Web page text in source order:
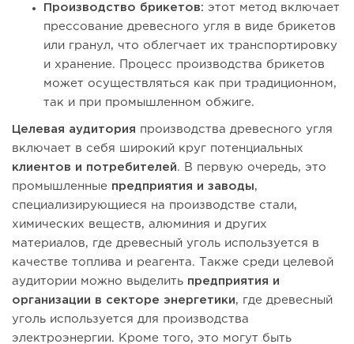
Производство брикетов: этот метод включает
прессование древесного угля в виде брикетов
или гранул, что облегчает их транспортировку
и хранение. Процесс производства брикетов
может осуществляться как при традиционном,
так и при промышленном обжиге.
Целевая аудитория производства древесного угля
включает в себя широкий круг потенциальных
клиентов и потребителей. В первую очередь, это
промышленные предприятия и заводы,
специализирующиеся на производстве стали,
химических веществ, алюминия и других
материалов, где древесный уголь используется в
качестве топлива и реагента. Также среди целевой
аудитории можно выделить предприятия и
организации в секторе энергетики, где древесный
уголь используется для производства
электроэнергии. Кроме того, это могут быть